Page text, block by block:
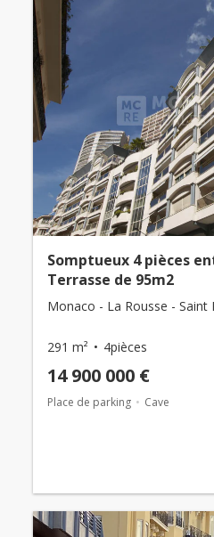
Somptueux 4 pièces
Terrasse de 95m2
Monaco - La Rousse - Saint
291 m² 4pièces
14 900 000 €
Place de parking Cave